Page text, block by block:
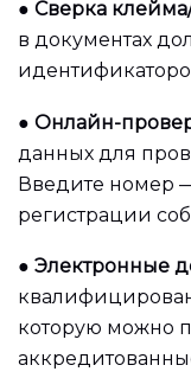
● Сверка
в документах
● Онлайн-
данных для
Введите номер
регистрации
● Электронные
которую можно